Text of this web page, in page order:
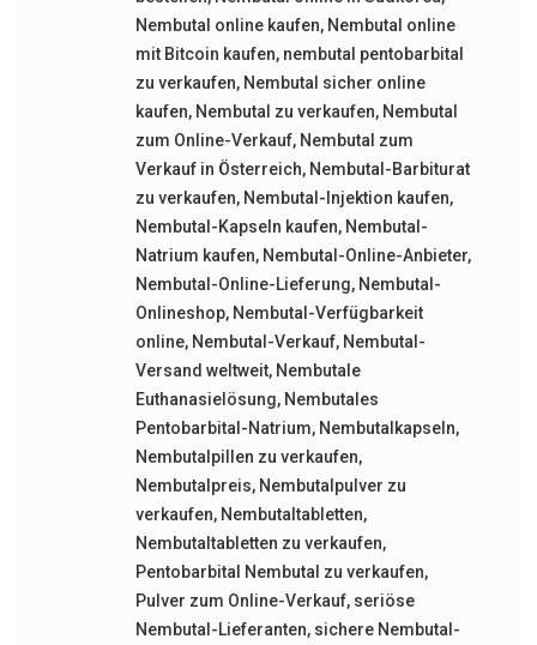
Nembutal online kaufen, Nembutal online
mit Bitcoin kaufen, nembutal pentobarbital
zu verkaufen, Nembutal sicher online
kaufen, Nembutal zu verkaufen, Nembutal
zum Online-Verkauf, Nembutal zum
Verkauf in Österreich, Nembutal-Barbiturat
zu verkaufen, Nembutal-Injektion kaufen,
Nembutal-Kapseln kaufen, Nembutal-
Natrium kaufen, Nembutal-Online-Anbieter,
Nembutal-Online-Lieferung, Nembutal-
Onlineshop, Nembutal-Verfügbarkeit
online, Nembutal-Verkauf, Nembutal-
Versand weltweit, Nembutale
Euthanasielösung, Nembutales
Pentobarbital-Natrium, Nembutalkapseln,
Nembutalpillen zu verkaufen,
Nembutalpreis, Nembutalpulver zu
verkaufen, Nembutaltabletten,
Nembutaltabletten zu verkaufen,
Pentobarbital Nembutal zu verkaufen,
Pulver zum Online-Verkauf, seriöse
Nembutal-Lieferanten, sichere Nembutal-